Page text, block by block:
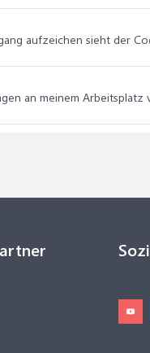
aufzeichen sieht der
an meinem Arbeitsplatz